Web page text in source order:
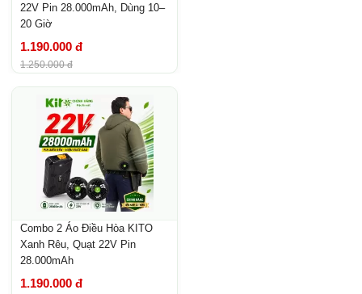
22V Pin 28.000mAh, Dùng 10–
20 Giờ
1.190.000 đ
1.250.000 đ
Combo 2 Áo Điều Hòa KITO
Xanh Rêu, Quạt 22V Pin
28.000mAh
1.190.000 đ